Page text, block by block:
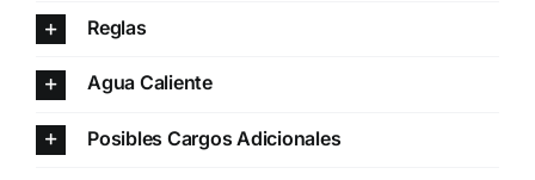
Reglas
Agua Caliente
Posibles Cargos Adicionales